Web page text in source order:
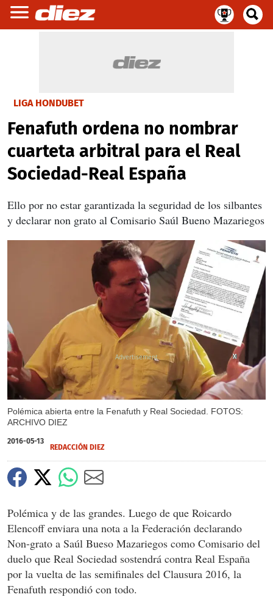
LIGA HONDUBET
Fenafuth ordena no nombrar
cuarteta arbitral para el Real
Sociedad-Real España
Ello por no estar garantizada la seguridad de los silbantes
y declarar non grato al Comisario Saúl Bueno Mazariegos
Polémica abierta entre la Fenafuth y Real Sociedad. FOTOS:
ARCHIVO DIEZ
X
X
X
2016-05-13
REDACCIÓN DIEZ
Polémica y de las grandes. Luego de que Roicardo
Elencoff enviara una nota a la Federación declarando
Non-grato a Saúl Bueso Mazariegos como Comisario del
duelo que Real Sociedad sostendrá contra Real España
por la vuelta de las semifinales del Clausura 2016, la
Fenafuth respondió con todo.